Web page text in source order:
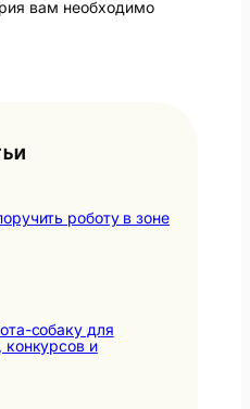
вам необходимо
роботу в зоне
собаку для
конкурсов и